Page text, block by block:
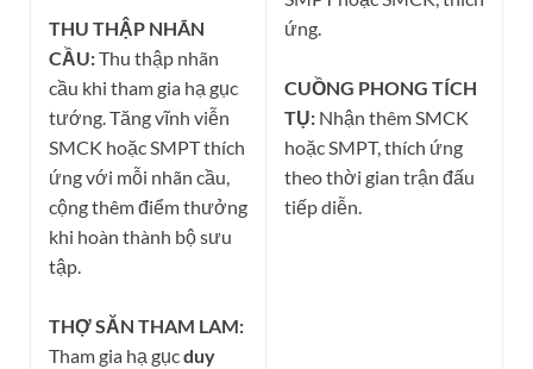
THU THẬP NHÃN
CẦU:Thu thập nhãn
cầu khi tham gia hạ gục
tướng. Tăng vĩnh viễn
SMCK hoặc SMPT thích
ứng với mỗi nhãn cầu,
cộng thêm điểm thưởng
khi hoàn thành bộ sưu
tập.
THỢ SĂN THAM LAM:
Tham gia hạ gụcduy
ứng.
CUỒNG PHONG TÍCH
TỤ: Nhận thêm SMCK
hoặc SMPT, thích ứng
theo thời gian trận đấu
tiếp diễn.